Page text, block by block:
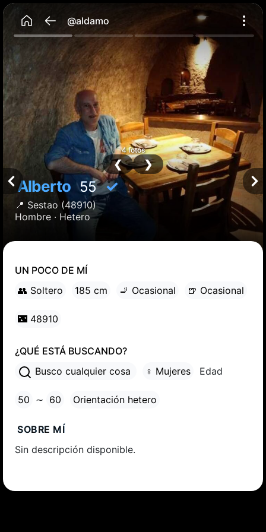
@aldamo
Alberto55✓
📍 Sestao (48910)
Hombre · Hetero
4 fotos
❮ ❯
UN POCO DE MÍ
👥 Soltero
185 cm 🚬 Ocasional 🍺 Ocasional
🌃 48910
¿QUÉ ESTÁ BUSCANDO?
Busco cualquier cosa
♀ Mujeres Edad
50 ∼ 60 Orientación hetero
SOBRE MÍ
Sin descripción disponible.